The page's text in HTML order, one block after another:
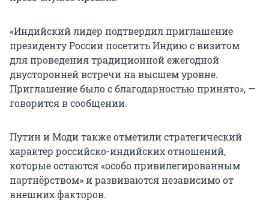
«Индийский лидер подтвердил приглашение
президенту России посетить Индию с визитом
для проведения традиционной ежегодной
двусторонней встречи на высшем уровне.
Приглашение было с благодарностью принято», —
говорится в сообщении.
Путин и Моди также отметили стратегический
характер российско-индийских отношений,
которые остаются «особо привилегированным
партнёрством» и развиваются независимо от
внешних факторов.